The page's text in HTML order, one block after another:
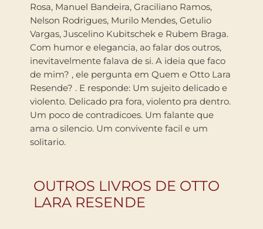
Rosa, Manuel Bandeira, Graciliano Ramos,
Nelson Rodrigues, Murilo Mendes, Getulio
Vargas, Juscelino Kubitschek e Rubem Braga.
Com humor e elegancia, ao falar dos outros,
inevitavelmente falava de si. A ideia que faco
de mim? , ele pergunta em Quem e Otto Lara
Resende? . E responde: Um sujeito delicado e
violento. Delicado pra fora, violento pra dentro.
Um poco de contradicoes. Um falante que
ama o silencio. Um convivente facil e um
solitario.
OUTROS LIVROS DE OTTO
LARA RESENDE